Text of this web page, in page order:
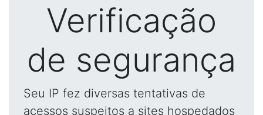
Verificação
de segurança
Seu IP fez diversas tentativas de
acessos suspeitos a sites hospedados